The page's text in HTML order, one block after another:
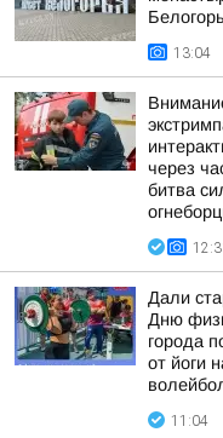
13:04
через
битва
Дали
Дню
города
от йоги
11:04